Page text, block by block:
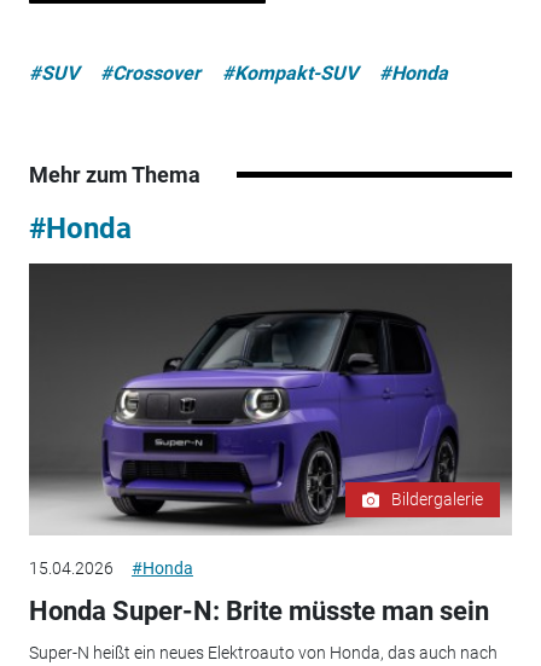
#SUV #Crossover #Kompakt-SUV #Honda
Mehr zum Thema
#Honda
Bildergalerie
15.04.2026 #Honda
Honda Super-N: Brite müsste man sein
Super-N heißt ein neues Elektroauto von Honda, das auch nach